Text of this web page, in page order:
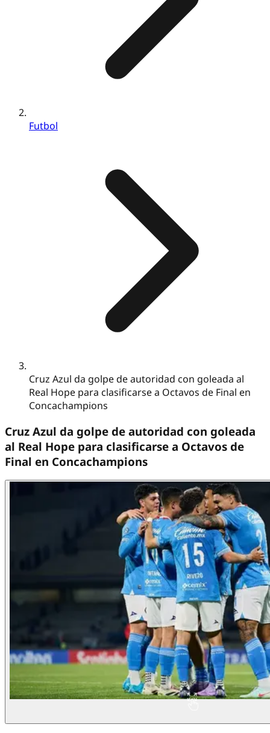
Futbol
Cruz Azul da golpe de autoridad con goleada al
Real Hope para clasificarse a Octavos de Final en
Concachampions
Cruz Azul da golpe de autoridad con goleada
al Real Hope para clasificarse a Octavos de
Final en Concachampions